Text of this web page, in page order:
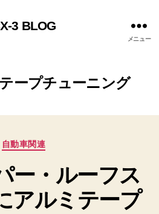
3 BLOG
メニュー
ープチューニング
カ
ー
自動車関連
ー・ルーフス
アルミテープ